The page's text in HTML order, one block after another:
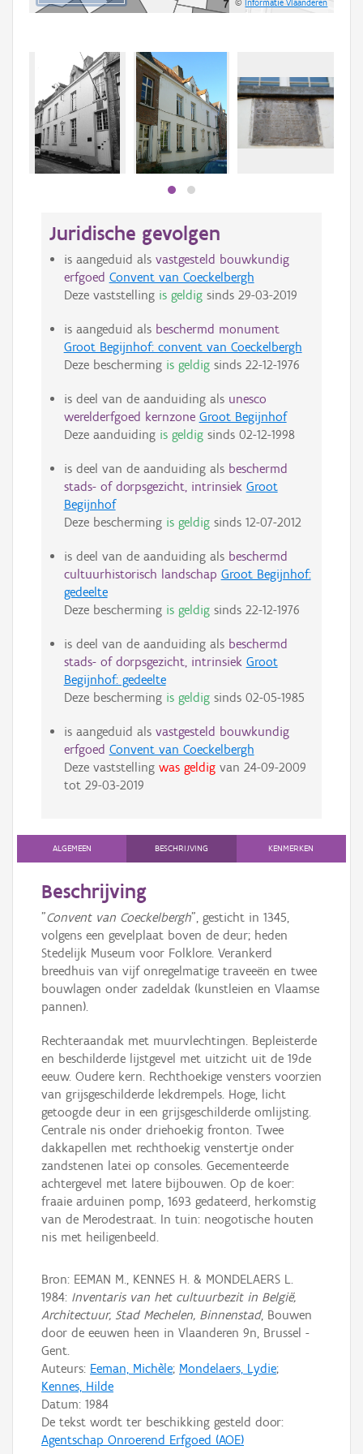
©Informatie Vlaanderen
Juridische gevolgen
is aangeduid als vastgesteld bouwkundig
erfgoed Convent van Coeckelbergh
Deze vaststelling is geldigsinds 29-03-2019
is aangeduid als beschermd monument
Groot Begijnhof: convent van Coeckelbergh
Deze bescherming is geldigsinds 22-12-1976
is deel van de aanduiding als unesco
werelderfgoed kernzone Groot Begijnhof
Deze aanduiding is geldigsinds 02-12-1998
is deel van de aanduiding als beschermd
stads- of dorpsgezicht, intrinsiek Groot
Begijnhof
Deze bescherming is geldigsinds 12-07-2012
is deel van de aanduiding als beschermd
cultuurhistorisch landschap Groot Begijnhof:
gedeelte
Deze bescherming is geldigsinds 22-12-1976
is deel van de aanduiding als beschermd
stads- of dorpsgezicht, intrinsiek Groot
Begijnhof: gedeelte
Deze bescherming is geldigsinds 02-05-1985
is aangeduid als vastgesteld bouwkundig
erfgoed Convent van Coeckelbergh
Deze vaststelling was geldigvan 24-09-2009
tot 29-03-2019
ALGEMEEN BESCHRIJVING KENMERKEN
Beschrijving
"Convent van Coeckelbergh", gesticht in 1345,
volgens een gevelplaat boven de deur; heden
Stedelijk Museum voor Folklore. Verankerd
breedhuis van vijf onregelmatige traveeën en twee
bouwlagen onder zadeldak (kunstleien en Vlaamse
pannen).
Rechteraandak met muurvlechtingen. Bepleisterde
en beschilderde lijstgevel met uitzicht uit de 19de
eeuw. Oudere kern. Rechthoekige vensters voorzien
van grijsgeschilderde lekdrempels. Hoge, licht
getoogde deur in een grijsgeschilderde omlijsting.
Centrale nis onder driehoekig fronton. Twee
dakkapellen met rechthoekig venstertje onder
zandstenen latei op consoles. Gecementeerde
achtergevel met latere bijbouwen. Op de koer:
fraaie arduinen pomp, 1693 gedateerd, herkomstig
van de Merodestraat. In tuin: neogotische houten
nis met heiligenbeeld.
Bron: EEMAN M., KENNES H. & MONDELAERS L.
1984: Inventaris van het cultuurbezit in België,
Architectuur, Stad Mechelen, Binnenstad, Bouwen
door de eeuwen heen in Vlaanderen 9n, Brussel -
Gent.
Auteurs: Eeman, Michèle; Mondelaers, Lydie;
Kennes, Hilde
Datum: 1984
De tekst wordt ter beschikking gesteld door:
Agentschap Onroerend Erfgoed (AOE)